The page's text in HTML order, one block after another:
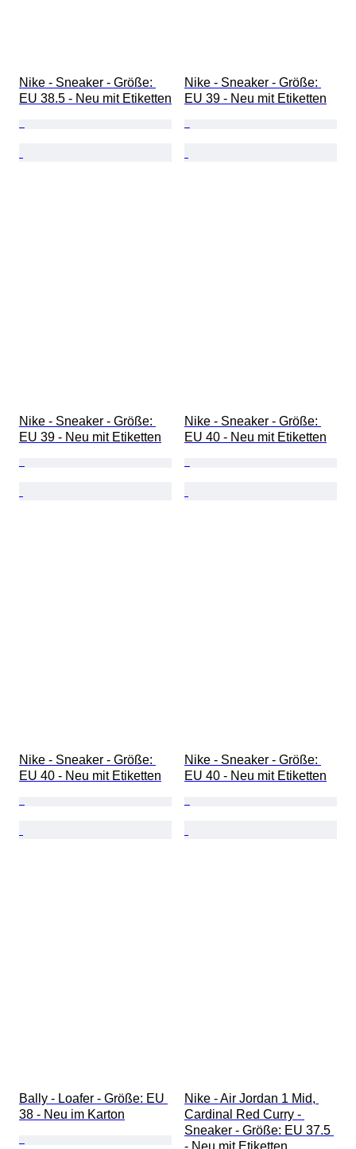
Nike - Sneaker - Größe:
EU 38.5 - Neu mit Etiketten
Nike - Sneaker - Größe:
EU 39 - Neu mit Etiketten
Nike - Sneaker - Größe:
EU 39 - Neu mit Etiketten
Nike - Sneaker - Größe:
EU 40 - Neu mit Etiketten
Nike - Sneaker - Größe:
EU 40 - Neu mit Etiketten
Nike - Sneaker - Größe:
EU 40 - Neu mit Etiketten
Bally - Loafer - Größe: EU
38 - Neu im Karton
Nike - Air Jordan 1 Mid,
Cardinal Red Curry -
Sneaker - Größe: EU 37.5